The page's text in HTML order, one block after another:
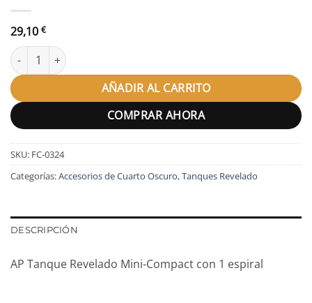
29,10 €
AP Tanque Revelado Mini-Compact con 1 espiral cantidad
AÑADIR AL CARRITO
COMPRAR AHORA
SKU: FC-0324
Categorías:Accesorios de Cuarto Oscuro,Tanques Revelado
DESCRIPCIÓN
AP Tanque Revelado Mini-Compact con 1 espiral